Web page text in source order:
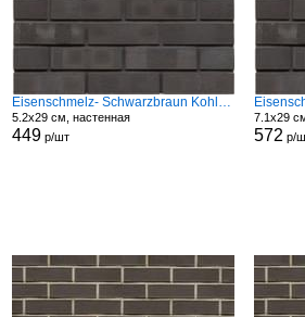
Eisenschmelz- Schwarzbraun Kohle Spezial Modf
5.2x29 см, настенная
449р/шт
7.1x29
572 р/